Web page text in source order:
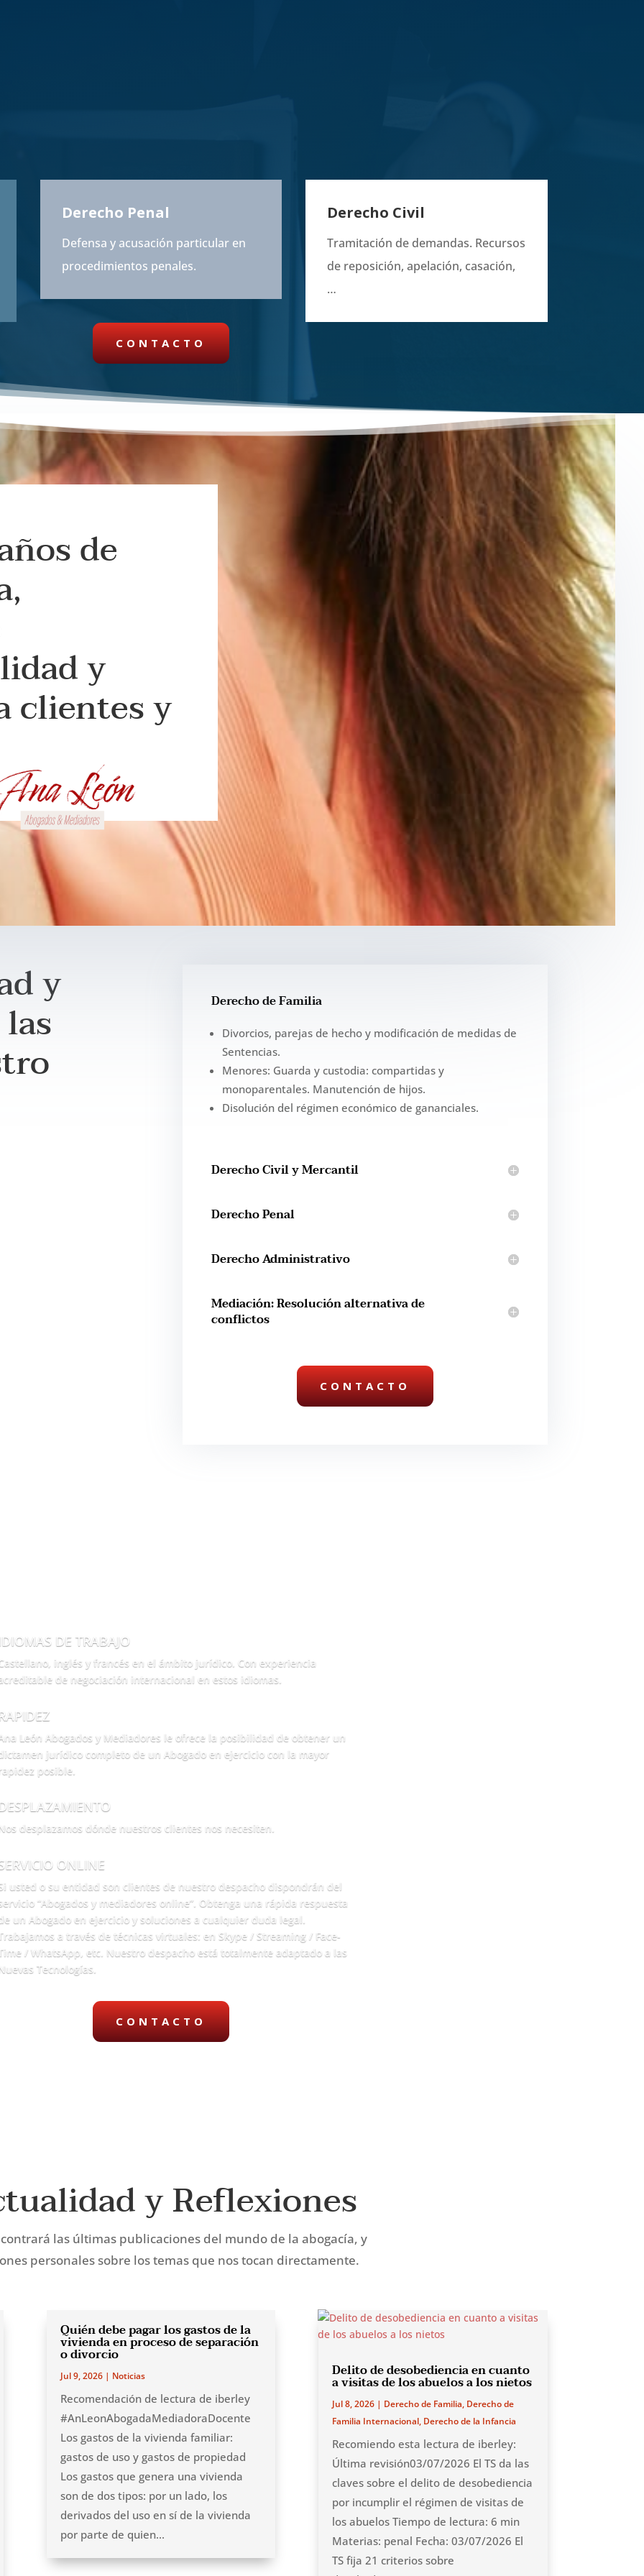
Derecho Penal
Defensa y acusación particular en
procedimientos penales.
CONTACTO
Derecho Civil
Tramitación de demandas. Recursos
de reposición, apelación, casación,
…
de
y
clientes y
y Derecho de Familia
Divorcios, parejas de hecho y modificación de medidas de
Sentencias.
Menores: Guarda y custodia: compartidas y
monoparentales. Manutención de hijos.
Disolución del régimen económico de gananciales.
Derecho Civil y Mercantil
Derecho Penal
Derecho Administrativo
Mediación: Resolución alternativa de
conflictos
CONTACTO
DE TRABAJO
inglés y francés en el ámbito jurídico. Con experiencia
de negociación internacional en estos idiomas.
Ana León Abogados y Mediadores le ofrece la posibilidad de obtener un
jurídico completo de un Abogado en ejercicio con la mayor
rapidez posible.
Nos desplazamos dónde nuestros clientes nos necesiten.
ONLINE
usted o su entidad son clientes de nuestro despacho dispondrán del
“Abogados y mediadores online”. Obtenga una rápida respuesta
un Abogado en ejercicio y soluciones a cualquier duda legal.
a través de técnicas virtuales: en Skype / Streaming / Face-
/ WhatsApp, etc. Nuestro despacho está totalmente adaptado a las
Nuevas Tecnologías.
CONTACTO
y Reflexiones
las últimas publicaciones del mundo de la abogacía, y
personales sobre los temas que nos tocan directamente.
Quién debe pagar los gastos de la
vivienda en proceso de separación
o divorcio
Jul 9, 2026| Noticias
Recomendación de lectura de iberley
#AnLeonAbogadaMediadoraDocente
Los gastos de la vivienda familiar:
gastos de uso y gastos de propiedad
Los gastos que genera una vivienda
son de dos tipos: por un lado, los
derivados del uso en sí de la vivienda
por parte de quien...
Delito de desobediencia en cuanto
a visitas de los abuelos a los nietos
Jul 8, 2026| Derecho de Familia, Derecho de
Familia Internacional, Derecho de la Infancia
Recomiendo esta lectura de iberley:
Última revisión03/07/2026 El TS da las
claves sobre el delito de desobediencia
por incumplir el régimen de visitas de
los abuelos Tiempo de lectura: 6 min
Materias: penal Fecha: 03/07/2026 El
TS fija 21 criterios sobre